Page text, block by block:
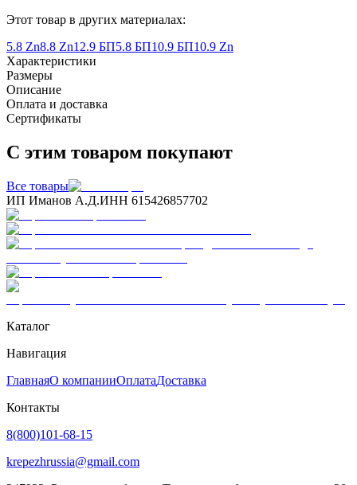
Этот товар в других материалах:
5.8 Zn8.8 Zn12.9 БП5.8 БП10.9 БП10.9 Zn
Характеристики
Размеры
Описание
Оплата и доставка
Сертификаты
С этим товаром покупают
Все товары
ИП Иманов А.Д.ИНН 615426857702
Каталог
Навигация
ГлавнаяО компанииОплатаДоставка
Контакты
8(800)101-68-15
krepezhrussia@gmail.com